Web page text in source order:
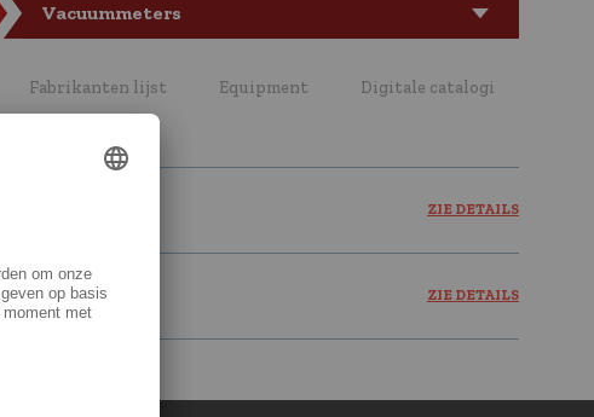
Vacuummeters
Fabrikanten lijst Equipment Digitale catalogi
ZIE DETAILS
ZIE DETAILS